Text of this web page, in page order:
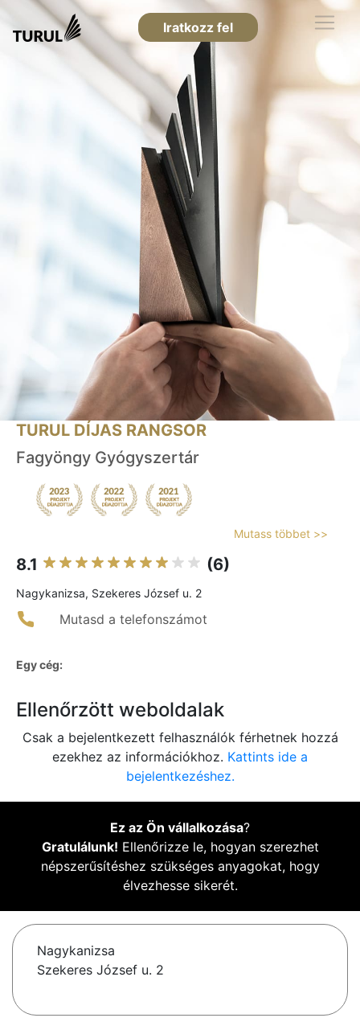
Iratkozz fel
TURUL DÍJAS RANGSOR
Fagyöngy Gyógyszertár
Mutass többet >>
8.1 (6)
Nagykanizsa, Szekeres József u. 2
Mutasd a telefonszámot
Egy cég:
Ellenőrzött weboldalak
Csak a bejelentkezett felhasználók férhetnek hozzá
ezekhez az információkhoz. Kattints ide a
bejelentkezéshez.
Ez az Ön vállalkozása?
Gratulálunk! Ellenőrizze le, hogyan szerezhet
népszerűsítéshez szükséges anyagokat, hogy
élvezhesse sikerét.
Nagykanizsa
Szekeres József u. 2